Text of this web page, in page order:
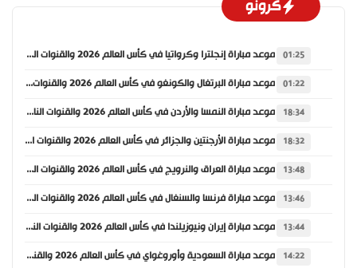
كرونو
01:25 موعد مباراة إنجلترا وكرواتيا في كأس العالم 2026 والقنوات الناقلة
01:22 موعد مباراة البرتغال والكونغو في كأس العالم 2026 والقنوات الناقلة
18:34 موعد مباراة النمسا والأردن في كأس العالم 2026 والقنوات الناقلة
18:32 موعد مباراة الأرجنتين والجزائر في كأس العالم 2026 والقنوات الناقلة
13:48 موعد مباراة العراق والنرويج في كأس العالم 2026 والقنوات الناقلة
13:46 موعد مباراة فرنسا والسنغال في كأس العالم 2026 والقنوات الناقلة
13:44 موعد مباراة إيران ونيوزيلندا في كأس العالم 2026 والقنوات الناقلة
14:22 موعد مباراة السعودية وأوروغواي في كأس العالم 2026 والقنوات الناقلة